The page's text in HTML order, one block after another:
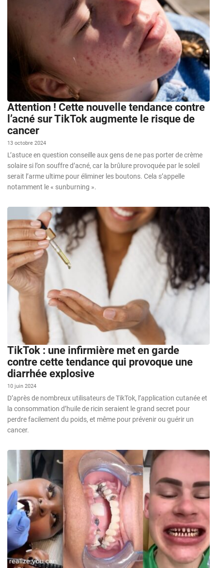
Attention ! Cette nouvelle tendance contre
l’acné sur TikTok augmente le risque de
cancer
13 octobre 2024
L’astuce en question conseille aux gens de ne pas porter de crème
solaire si l’on souffre d’acné, car la brûlure provoquée par le soleil
serait l’arme ultime pour éliminer les boutons. Cela s’appelle
notamment le « sunburning ».
TikTok : une infirmière met en garde
contre cette tendance qui provoque une
diarrhée explosive
10 juin 2024
D’après de nombreux utilisateurs de TikTok, l’application cutanée et
la consommation d’huile de ricin seraient le grand secret pour
perdre facilement du poids, et même pour prévenir ou guérir un
cancer.